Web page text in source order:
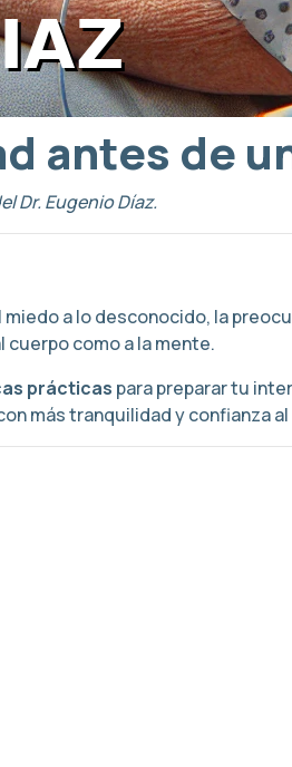
antes de
Dr. Eugenio Díaz.
miedo a lo desconocido, la
como a la mente.
prácticas para preparar tu
más tranquilidad y confianza